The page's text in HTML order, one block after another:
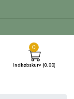
0
Indkøbskurv (0.00)